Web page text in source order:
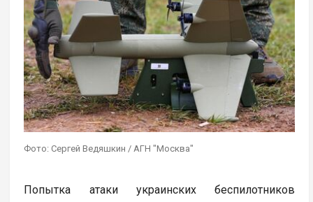
Фото: Сергей Ведяшкин / АГН "Москва"
Попытка атаки украинских беспилотников